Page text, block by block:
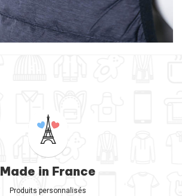
Made in France
Produits personnalisés